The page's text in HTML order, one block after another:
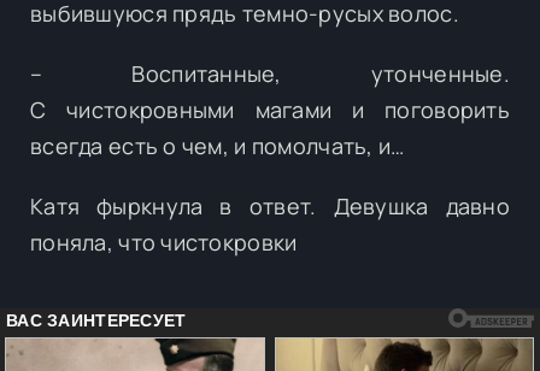
выбившуюся прядь темно-русых волос.
– Воспитанные, утонченные.
С чистокровными магами и поговорить
всегда есть о чем, и помолчать, и…
Катя фыркнула в ответ. Девушка давно
поняла, что чистокровки